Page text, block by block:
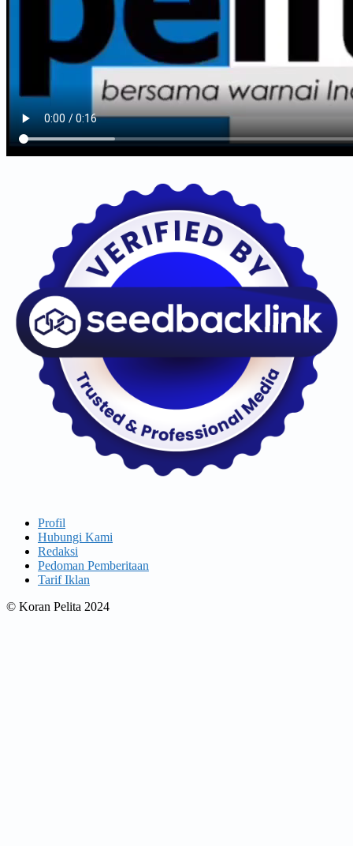
Profil
Hubungi Kami
Redaksi
Pedoman Pemberitaan
Tarif Iklan
© Koran Pelita 2024